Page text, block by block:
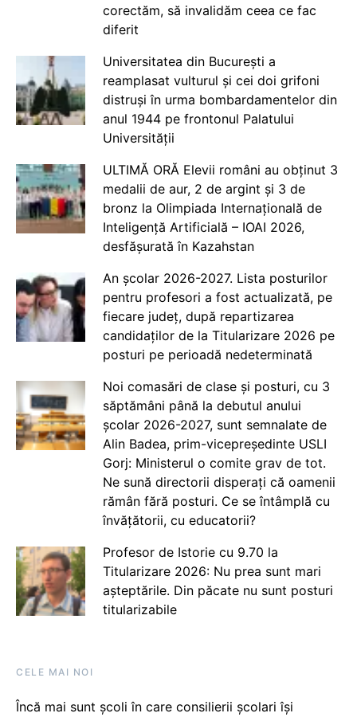
corectăm, să invalidăm ceea ce fac
diferit
Universitatea din București a
reamplasat vulturul și cei doi grifoni
distruși în urma bombardamentelor din
anul 1944 pe frontonul Palatului
Universității
ULTIMĂ ORĂ Elevii români au obținut 3
medalii de aur, 2 de argint și 3 de
bronz la Olimpiada Internațională de
Inteligență Artificială – IOAI 2026,
desfășurată în Kazahstan
An școlar 2026-2027. Lista posturilor
pentru profesori a fost actualizată, pe
fiecare județ, după repartizarea
candidaților de la Titularizare 2026 pe
posturi pe perioadă nedeterminată
Noi comasări de clase și posturi, cu 3
săptămâni până la debutul anului
școlar 2026-2027, sunt semnalate de
Alin Badea, prim-vicepreședinte USLI
Gorj: Ministerul o comite grav de tot.
Ne sună directorii disperați că oamenii
rămân fără posturi. Ce se întâmplă cu
învățătorii, cu educatorii?
Profesor de Istorie cu 9.70 la
Titularizare 2026: Nu prea sunt mari
așteptările. Din păcate nu sunt posturi
titularizabile
CELE MAI NOI
Încă mai sunt școli în care consilierii școlari își